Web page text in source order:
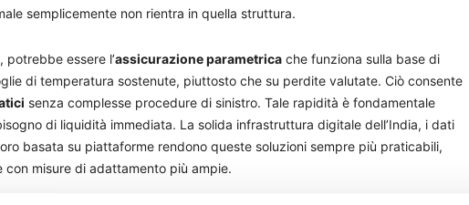
semplicemente non rientra in quella struttura.
potrebbe essere l’assicurazione parametrica che funziona sulla base di
di temperatura sostenute, piuttosto che su perdite valutate. Ciò consente
senza complesse procedure di sinistro. Tale rapidità è fondamentale
di liquidità immediata. La solida infrastruttura digitale dell’India, i dati
basata su piattaforme rendono queste soluzioni sempre più praticabili,
con misure di adattamento più ampie.